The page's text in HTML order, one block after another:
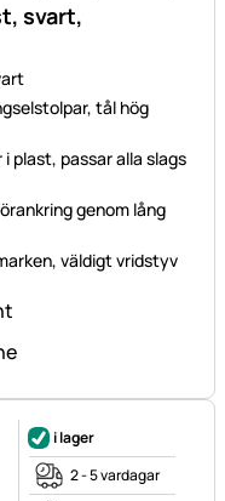
svart,
tål hög
plast, passar alla slags
genom lång
väldigt vridstyv
i lager
2 - 5 vardagar